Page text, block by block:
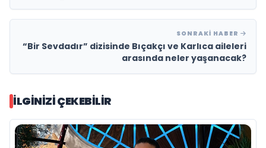
SONRAKI HABER
“Bir Sevdadır” dizisinde Bıçakçı ve Karlıca aileleri
arasında neler yaşanacak?
İLGINIZI ÇEKEBILIR